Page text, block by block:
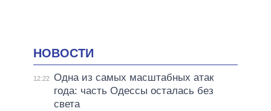
НОВОСТИ
12:22 Одна из самых масштабных атак
года: часть Одессы осталась без
света